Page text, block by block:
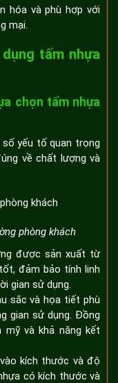
hóa và phù hợp với
mại.
tấm nhựa
chọn tấm nhựa
yếu tố quan trọng
về chất lượng và
phòng khách
được sản xuất từ
đảm bảo tính linh
gian sử dụng.
sắc và họa tiết phù
gian sử dụng. Đồng
và khả năng kết
kích thước và độ
có kích thước và